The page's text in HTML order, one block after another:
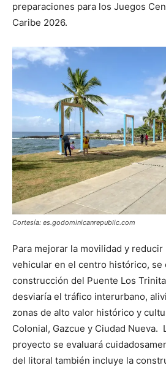
preparaciones para los Juegos
Caribe 2026.
Cortesía: es.godominicanrepublic.com
Para mejorar la movilidad y
vehicular en el centro histórico, se
construcción del Puente Los
desviaría el tráfico interurbano,
zonas de alto valor histórico y
Colonial, Gazcue y Ciudad Nueva.
proyecto se evaluará
del litoral también incluye la